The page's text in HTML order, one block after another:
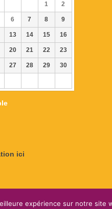
1 2
6 7 8 9
13 14 15 16
20 21 22 23
27 28 29 30
ici
légales-Plan du site
expérience sur notre site